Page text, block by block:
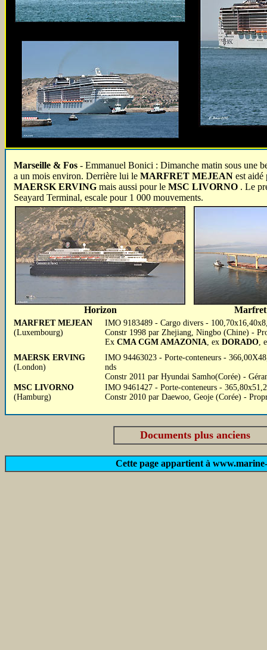
Marseille & Fos - Emmanuel Bonici : Dimanche matin sous une
a un mois environ. Derrière lui le MARFRET MEJEAN est aidé
MAERSK ERVING mais aussi pour le MSC LIVORNO . Le
Seayard Terminal, escale pour 1 000 mouvements.
Horizon
MARFRET MEJEAN
(Luxembourg)
IMO 9183489 - Cargo divers -
Constr 1998 par Zhejiang, Ningbo (Chine) -
Ex CMA CGM AMAZONIA, ex DORADO,
MAERSK ERVING
(London)
IMO 94463023 - Porte-conteneurs -
nds
Constr 2011 par Hyundai Samho(Corée) -
MSC LIVORNO
(Hamburg)
IMO 9461427 - Porte-conteneurs -
Constr 2010 par Daewoo, Geoje (Corée) -
Documents plus anciens
Cette page appartient à